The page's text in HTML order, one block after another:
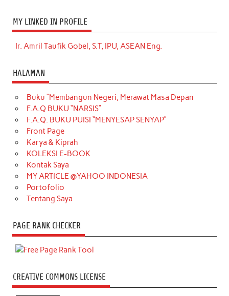
MY LINKED IN PROFILE
Ir. Amril Taufik Gobel, S.T, IPU, ASEAN Eng.
HALAMAN
Buku “Membangun Negeri, Merawat Masa Depan
F.A.Q BUKU “NARSIS”
F.A.Q. BUKU PUISI “MENYESAP SENYAP”
Front Page
Karya & Kiprah
KOLEKSI E-BOOK
Kontak Saya
MY ARTICLE @YAHOO INDONESIA
Portofolio
Tentang Saya
PAGE RANK CHECKER
CREATIVE COMMONS LICENSE